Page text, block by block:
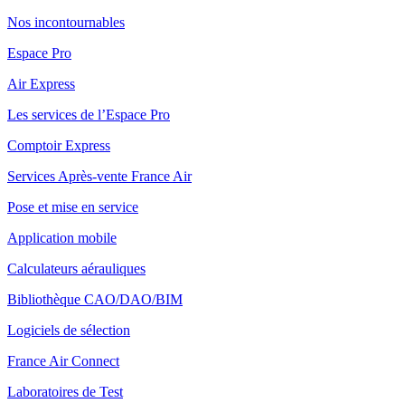
Nos incontournables
Espace Pro
Air Express
Les services de l’Espace Pro
Comptoir Express
Services Après-vente France Air
Pose et mise en service
Application mobile
Calculateurs aérauliques
Bibliothèque CAO/DAO/BIM
Logiciels de sélection
France Air Connect
Laboratoires de Test